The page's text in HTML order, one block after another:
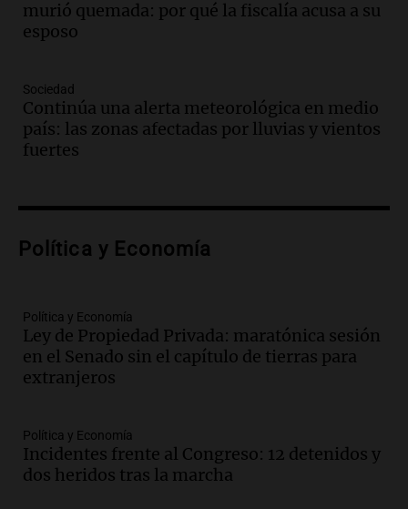
Amamos Argentina
Episodios
avanza con testimonios clave sobre el
accidente en Villa Dolores
Panorama Federal
tributo todos los jueves
Episodios
sea, va a ser lindo”
La Cadena del Gol
Episodios
Audio.Débora Blanca, psicóloga experta
mano es muy peligroso”
La Argentina, hoy
Episodios
murió quemada: por qué la fiscalía acusa a su
esposo
Sociedad
Continúa una alerta meteorológica en medio
país: las zonas afectadas por lluvias y vientos
fuertes
Política y Economía
Política y Economía
Ley de Propiedad Privada: maratónica sesión
en el Senado sin el capítulo de tierras para
extranjeros
Política y Economía
Incidentes frente al Congreso: 12 detenidos y
dos heridos tras la marcha